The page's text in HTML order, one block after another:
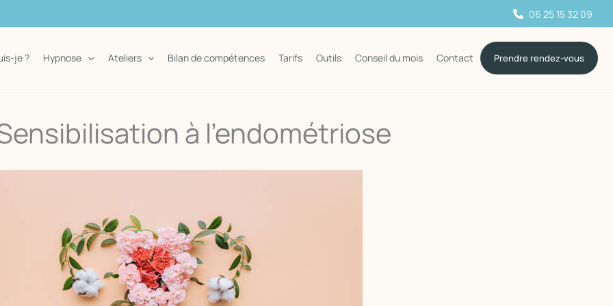
06 25 15 32 09
je ? Hypnose Ateliers Bilan de compétences Tarifs Outils Conseil du mois Contact Prendre rendez-vous
à l’endométriose